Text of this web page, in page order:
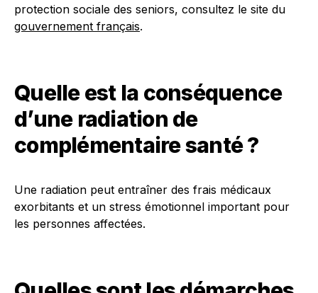
protection sociale des seniors, consultez le site du
gouvernement français.
Quelle est la conséquence
d’une radiation de
complémentaire santé ?
Une radiation peut entraîner des frais médicaux
exorbitants et un stress émotionnel important pour
les personnes affectées.